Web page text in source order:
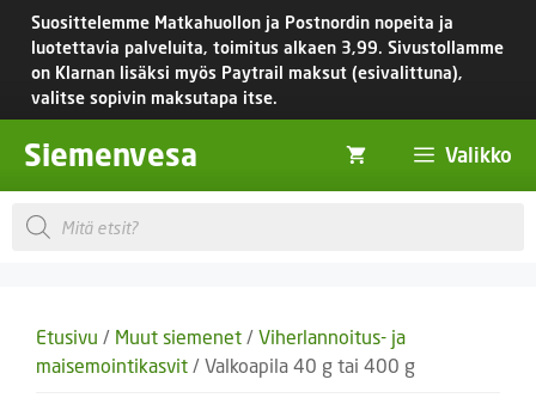
Siirry
sisältöön
Suosittelemme Matkahuollon ja Postnordin nopeita ja
luotettavia palveluita, toimitus alkaen 3,99. Sivustollamme
on Klarnan lisäksi myös Paytrail maksut (esivalittuna),
valitse sopivin maksutapa itse.
Siemenvesa Valikko
Products
search
Etusivu / Muut siemenet / Viherlannoitus- ja
maisemointikasvit / Valkoapila 40 g tai 400 g